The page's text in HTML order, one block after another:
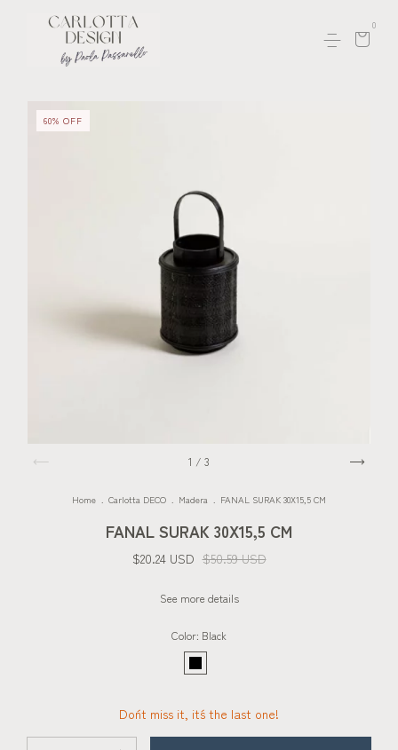
0
60% OFF
1 / 3
Home . Carlotta DECO . Madera . FANAL SURAK 30X15,5 CM
FANAL SURAK 30X15,5 CM
$20.24 USD $50.59 USD
See more details
Color: Black
Don´t miss it, it´s the last one!